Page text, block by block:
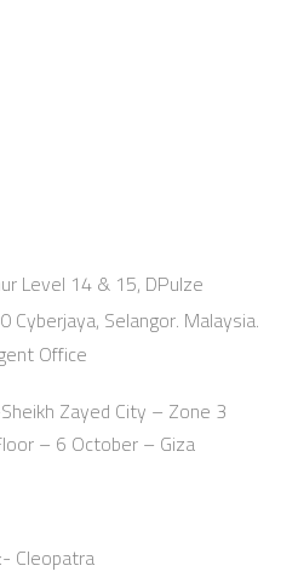
Level 14 & 15, DPulze
Cyberjaya, Selangor. Malaysia.
Office
Zayed City – Zone 3
– 6 October – Giza
Cleopatra